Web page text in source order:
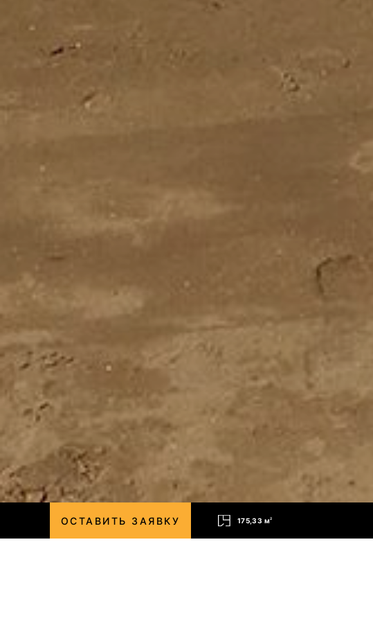
ОСТАВИТЬ ЗАЯВКУ 175,33 м2